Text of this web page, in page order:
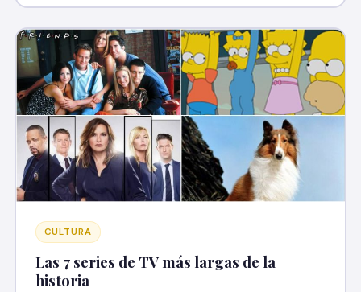
CULTURA
Las 7 series de TV más largas de la
historia